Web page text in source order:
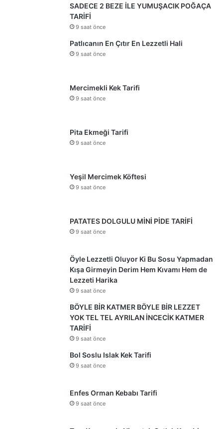
SADECE 2 BEZE İLE YUMUŞACIK POĞAÇA
TARİFİ
9 saat önce
Patlıcanın En Çıtır En Lezzetli Hali
9 saat önce
Mercimekli Kek Tarifi
9 saat önce
Pita Ekmeği Tarifi
9 saat önce
Yeşil Mercimek Köftesi
9 saat önce
PATATES DOLGULU MİNİ PİDE TARİFİ
9 saat önce
Öyle Lezzetli Oluyor Ki Bu Sosu Yapmadan
Kışa Girmeyin Derim Hem Kıvamı Hem de
Lezzeti Harika
9 saat önce
BÖYLE BİR KATMER BÖYLE BİR LEZZET
YOK TEL TEL AYRILAN İNCECİK KATMER
TARİFİ
9 saat önce
Bol Soslu Islak Kek Tarifi
9 saat önce
Enfes Orman Kebabı Tarifi
9 saat önce